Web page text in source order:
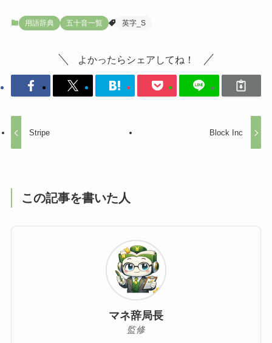
用語辞典 五十音一覧 英字_S
よかったらシェアしてね！
Stripe Block Inc
この記事を書いた人
マネ辞局長
監修